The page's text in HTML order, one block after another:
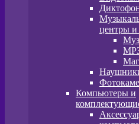
центры
Компьютеры и